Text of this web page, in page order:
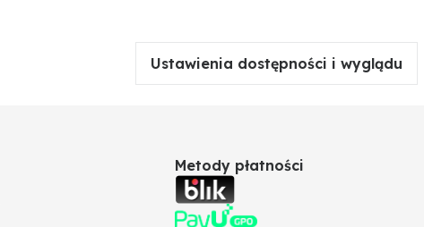
Ustawienia dostępności i wyglądu
Metody płatności